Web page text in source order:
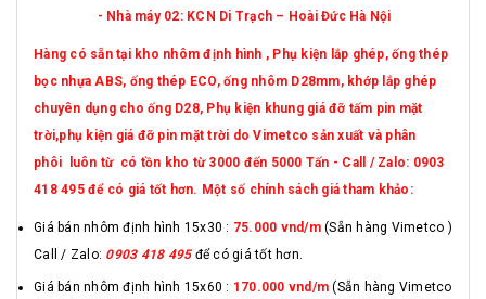
- Nhà máy 02: KCN Di Trạch – Hoài Đức Hà Nội
Hàng có sẵn tại kho nhôm định hình , Phụ kiện lắp ghép, ống thép
bọc nhựa ABS, ống thép ECO, ống nhôm D28mm, khớp lắp ghép
chuyên dụng cho ống D28, Phụ kiện khung giá đỡ tấm pin mặt
trời,phụ kiện giá đỡ pin mặt trời do Vimetco sản xuất và phân
phôi luôn từ có tồn kho từ 3000 đến 5000 Tấn - Call / Zalo: 0903
418 495 để có giá tốt hơn. Một số chính sách giá tham khảo:
Giá bán nhôm định hình 15x30 : 75.000 vnd/m (Sẵn hàng Vimetco )
Call / Zalo: 0903 418 495để có giá tốt hơn.
Giá bán nhôm định hình 15x60 : 170.000 vnd/m(Sẵn hàng Vimetco